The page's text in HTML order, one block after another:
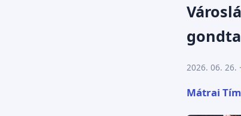
2026. 06. 26. ·
Mátrai